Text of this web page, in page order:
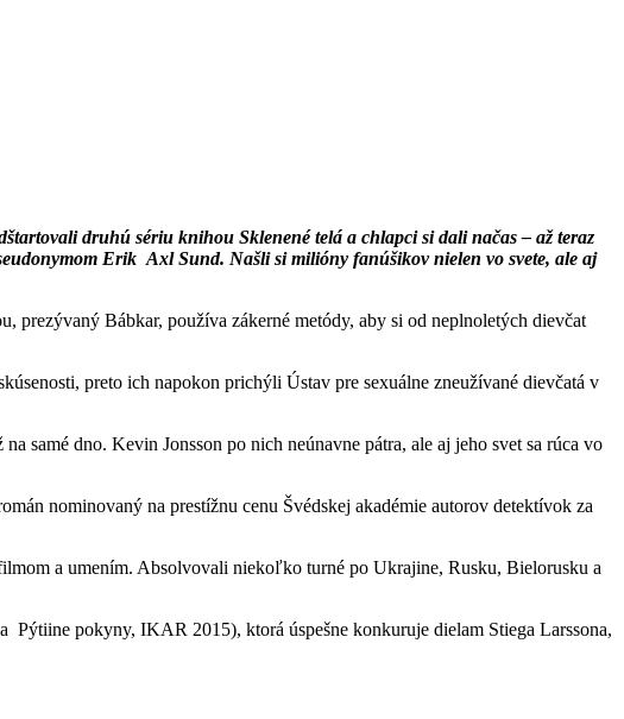
druhú sériu knihou Sklenené telá a chlapci si dali načas – až teraz
Erik Axl Sund. Našli si milióny fanúšikov nielen vo svete, ale aj
prezývaný Bábkar, používa zákerné metódy, aby si od neplnoletých dievčat
preto ich napokon prichýli Ústav pre sexuálne zneužívané dievčatá v
samé dno. Kevin Jonsson po nich neúnavne pátra, ale aj jeho svet sa rúca vo
nominovaný na prestížnu cenu Švédskej akadémie autorov detektívok za
a umením. Absolvovali niekoľko turné po Ukrajine, Rusku, Bielorusku a
pokyny, IKAR 2015), ktorá úspešne konkuruje dielam Stiega Larssona,